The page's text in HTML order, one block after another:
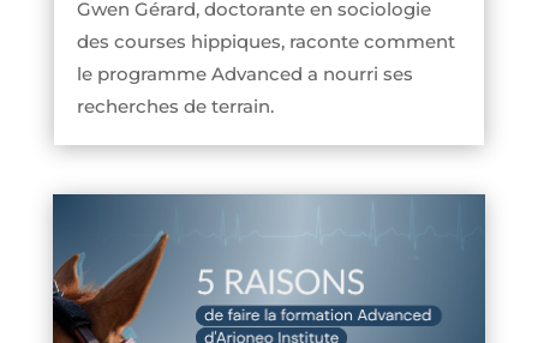
Gwen Gérard, doctorante en sociologie
des courses hippiques, raconte comment
le programme Advanced a nourri ses
recherches de terrain.